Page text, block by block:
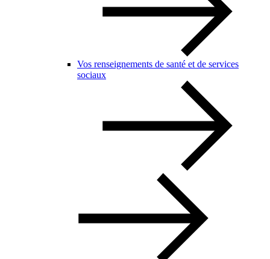
Vos renseignements de santé et de services
sociaux